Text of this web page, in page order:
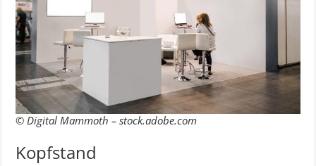
© Digital Mammoth – stock.adobe.com
Kopfstand